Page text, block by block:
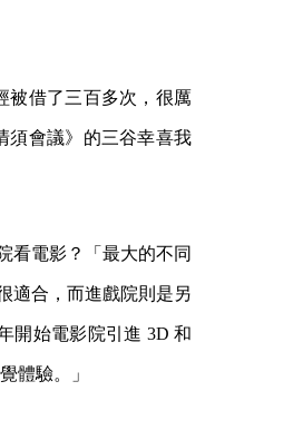
被借了三百多次，很厲
須會議》的三谷幸喜我
看電影？「最大的不同
適合，而進戲院則是另
開始電影院引進 3D 和
體驗。」